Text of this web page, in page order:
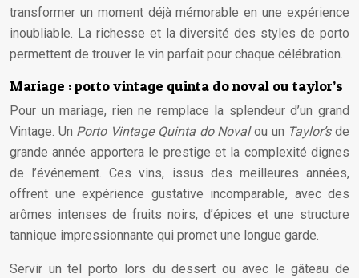
transformer un moment déjà mémorable en une expérience
inoubliable. La richesse et la diversité des styles de porto
permettent de trouver le vin parfait pour chaque célébration.
Mariage : porto vintage quinta do noval ou taylor’s
Pour un mariage, rien ne remplace la splendeur d’un grand
Vintage. Un Porto Vintage Quinta do Novalou un Taylor’sde
grande année apportera le prestige et la complexité dignes
de l’événement. Ces vins, issus des meilleures années,
offrent une expérience gustative incomparable, avec des
arômes intenses de fruits noirs, d’épices et une structure
tannique impressionnante qui promet une longue garde.
Servir un tel porto lors du dessert ou avec le gâteau de